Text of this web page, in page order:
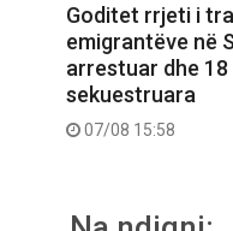
Goditet rrjeti i
emigrantëve në
arrestuar dhe
sekuestruara
07/08 15:58